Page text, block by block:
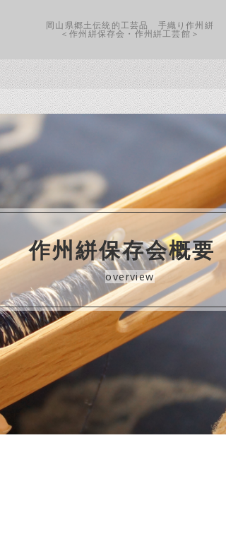
岡山県郷土伝統的工芸品 手織り作州絣
＜作州絣保存会・作州絣工芸館＞
作州絣保存会概要
overview